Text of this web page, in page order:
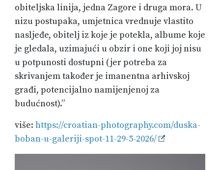
obiteljska linija, jedna Zagore i druga mora. U
nizu postupaka, umjetnica vrednuje vlastito
nasljeđe, obitelj iz koje je potekla, albume koje
je gledala, uzimajući u obzir i one koji joj nisu
u potpunosti dostupni (jer potreba za
skrivanjem također je imanentna arhivskoj
građi, potencijalno namijenjenoj za
budućnost).”
više: https://croatian-photography.com/duska-
boban-u-galeriji-spot-11-29-5-2026/